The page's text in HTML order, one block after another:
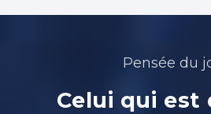
Pensée du
Celui qui est